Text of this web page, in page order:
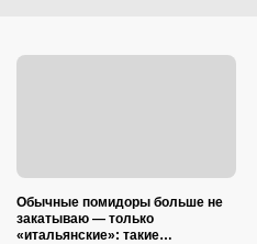
Обычные помидоры больше не
закатываю — только
«итальянские»: такие